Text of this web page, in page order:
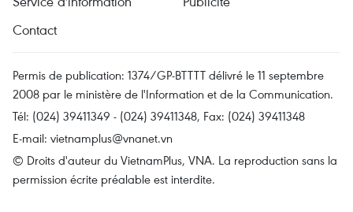
Contact
Permis de publication: 1374/GP-BTTTT délivré le 11 septembre
2008 par le ministère de l'Information et de la Communication.
Tél: (024) 39411349 - (024) 39411348, Fax: (024) 39411348
E-mail: vietnamplus@vnanet.vn
© Droits d'auteur du VietnamPlus, VNA. La reproduction sans la
permission écrite préalable est interdite.